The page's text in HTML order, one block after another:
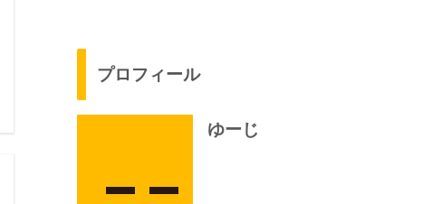
プロフィール
ゆーじ